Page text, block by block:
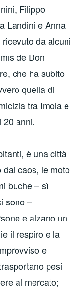
Filippo
Landini e Anna
da alcuni
de Don
che ha subito
quella di
tra Imola e
20 anni.
è una città
dal caos, le moto
buche – sì
sono –
e alzano un
il respiro e la
e
pesi
al mercato;